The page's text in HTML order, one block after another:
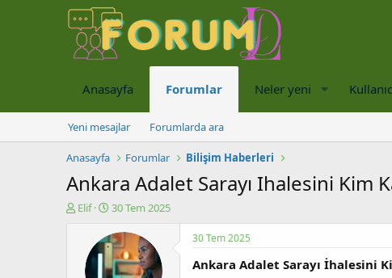
Anasayfa Forumlar Neler yeni
Yeni mesajlar Forumlarda ara
Anasayfa Forumlar Bilişim Haberleri
Ankara Adalet Sarayı Ihalesini Kim
K
Elif
B
ş
a
30 Tem 2025
30 Tem 2025
Ankara Adalet Sarayı İhalesini